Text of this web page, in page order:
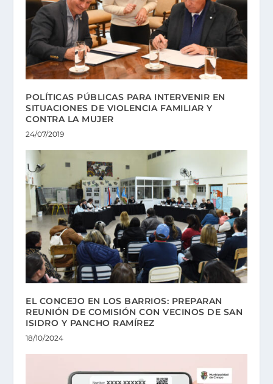
POLÍTICAS PÚBLICAS PARA INTERVENIR EN
SITUACIONES DE VIOLENCIA FAMILIAR Y
CONTRA LA MUJER
24/07/2019
EL CONCEJO EN LOS BARRIOS: PREPARAN
REUNIÓN DE COMISIÓN CON VECINOS DE SAN
ISIDRO Y PANCHO RAMÍREZ
18/10/2024